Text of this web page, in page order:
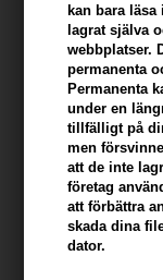
kan bara
lagrat själva
webbplatser.
permanenta
Permanenta
under en
tillfälligt på
men
att de inte
företag
att förbättra
skada dina
dator.
L'Oréal Pro
Varumärken» Loreal
Tidigare lägsta pris:
504,00
Erbjudandet gäller:
+